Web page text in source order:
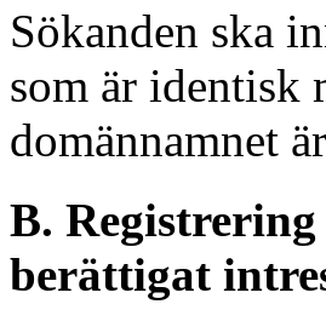
Sökanden ska
som är identisk
domännamnet
B.
berättigat